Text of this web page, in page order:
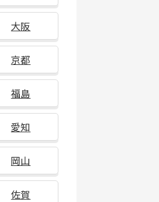
大阪
京都
福島
愛知
岡山
佐賀